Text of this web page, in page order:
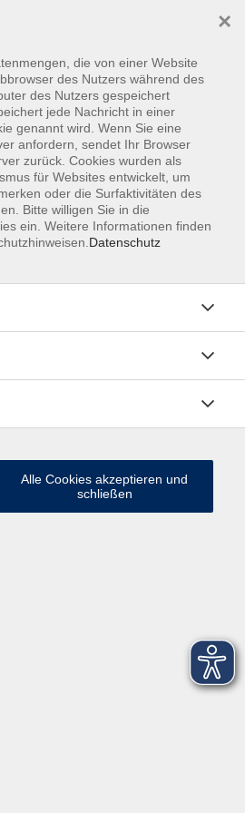
gefunden werden.
die von einer Website
des Nutzers während des
des Nutzers gespeichert
jede Nachricht in einer
genannt wird. Wenn Sie eine
anfordern, sendet Ihr Browser
zurück. Cookies wurden als
für Websites entwickelt, um
oder die Surfaktivitäten des
Bitte willigen Sie in die
ein. Weitere Informationen finden
Datenschutz
×
Alle Cookies akzeptieren und
schließen